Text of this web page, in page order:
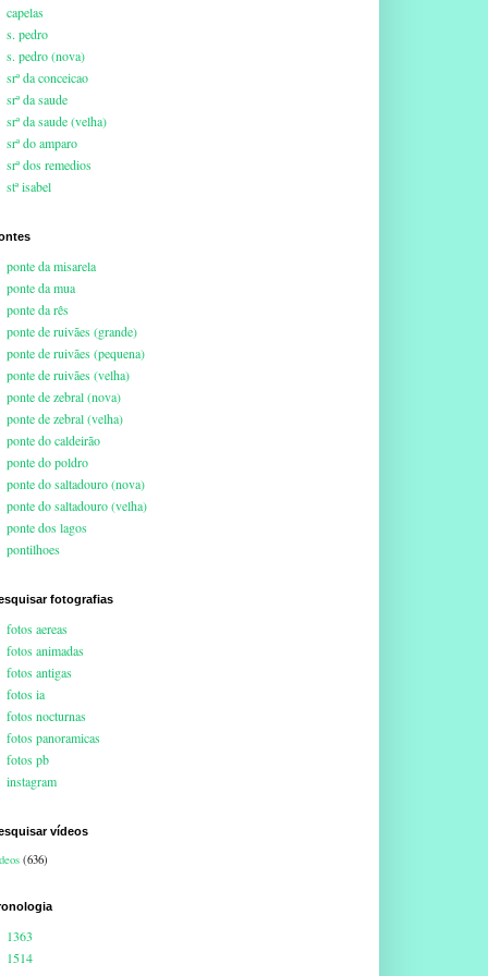
capelas
s. pedro
s. pedro (nova)
srª da conceicao
srª da saude
srª da saude (velha)
srª do amparo
srª dos remedios
stª isabel
ponte da misarela
ponte da mua
ponte da rês
ponte de ruivães (grande)
ponte de ruivães (pequena)
ponte de ruivães (velha)
ponte de zebral (nova)
ponte de zebral (velha)
ponte do caldeirão
ponte do poldro
ponte do saltadouro (nova)
ponte do saltadouro (velha)
ponte dos lagos
pontilhoes
fotografias
fotos aereas
fotos animadas
fotos antigas
fotos ia
fotos nocturnas
fotos panoramicas
fotos pb
instagram
vídeos
(636)
1363
1514